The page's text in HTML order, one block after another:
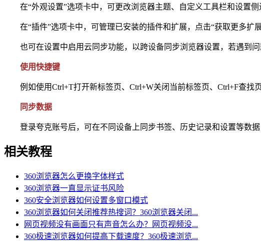
在“外观设置”选项卡中，可更改浏览器主题、自定义工具栏和设置侧
在“插件”选项卡中，可管理已安装的插件和扩展，点击“获取更多扩
也可在设置中启用云同步功能，以跨设备同步浏览器设置，若遇到问
使用快捷键
例如使用Ctrl+T打开新标签页、Ctrl+W关闭当前标签页、Ctrl+F查找
同步数据
登录夸克账号后，可在不同设备上同步书签、历史记录和设置等数据
相关教程
360浏览器怎么更换字体样式
360浏览器一直显示证书风险
360安全浏览器如何设置多窗口模式
360浏览器如何关闭推荐热搜词？360浏览器关闭...
网页视频没有画面只有声音怎么办？网页视频没...
360极速浏览器如何提高下载速度？360极速浏览...